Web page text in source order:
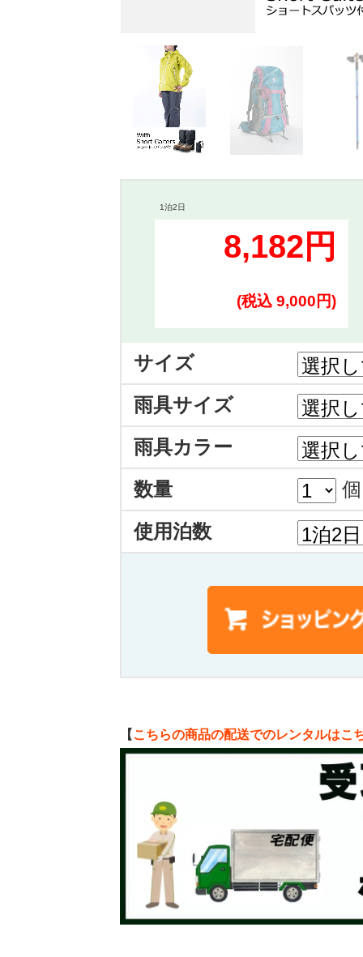
1泊2日
8,182円
(税込 9,000円)
サイズ
雨具サイズ
雨具カラー
数量
個
使用泊数
【こちらの商品の配送でのレンタルはこ